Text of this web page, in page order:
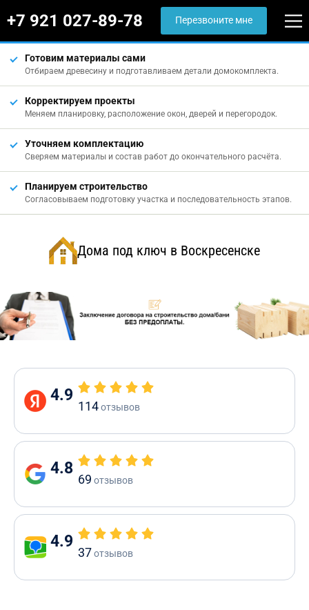
+7 921 027-89-78 Перезвоните мне
Готовим материалы сами
Отбираем древесину и подготавливаем детали домокомплекта.
Корректируем проекты
Меняем планировку, расположение окон, дверей и перегородок.
Уточняем комплектацию
Сверяем материалы и состав работ до окончательного расчёта.
Планируем строительство
Согласовываем подготовку участка и последовательность этапов.
Дома под ключ в Воскресенске
4.9
114отзывов
4.8
69 отзывов
4.9
37отзывов